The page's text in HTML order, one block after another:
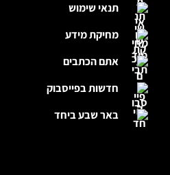
תנאי שימוש
מחיקת מידע
אתם הכתבים
חדשות בפייסבוק
באר שבע ביחד